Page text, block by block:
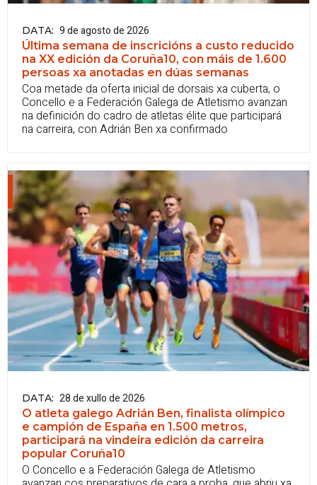
DATA: 9 de agosto de 2026
Última semana de inscricións a custo reducido
na XX edición da Coruña10, con máis de 1.600
persoas xa anotadas en dúas semanas
Coa metade da oferta inicial de dorsais xa cuberta, o
Concello e a Federación Galega de Atletismo avanzan
na definición do cadro de atletas élite que participará
na carreira, con Adrián Ben xa confirmado
DATA: 28 de xullo de 2026
O atleta galego Adrián Ben, finalista olímpico
e campión de España en 1.500 metros,
participará na vindeira edición da carreira
popular Coruña10
O Concello e a Federación Galega de Atletismo